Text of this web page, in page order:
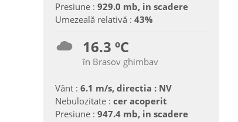
Presiune : 929.0 mb, in scadere
Umezeală relativă : 43%
16.3 ºC
în Brasov ghimbav
Vânt : 6.1 m/s, directia : NV
Nebulozitate : cer acoperit
Presiune : 947.4 mb, in scadere